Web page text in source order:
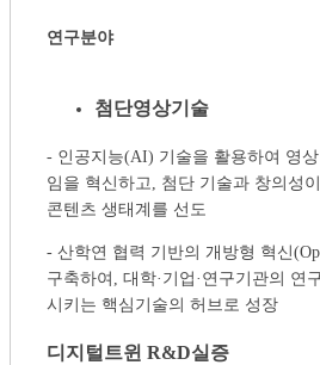
연구분야
첨단영상기술
- 인공지능(AI) 기술을 활용하여 영
임을 혁신하고, 첨단 기술과 창의성
콘텐츠 생태계를 선도
- 산학연 협력 기반의 개방형 혁신
구축하여, 대학·기업·연구기관의 연
시키는 핵심기술의 허브로 성장
디지털트윈 R&D실증